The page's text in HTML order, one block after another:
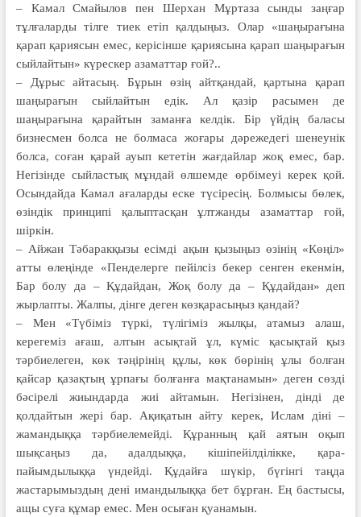
– Камал Смайылов пен Шерхан Мұртаза сын­ды заңғар
тұлғаларды тіл­ге тиек етіп қалдыңыз. Олар «ша­ңы­рағына
қарап қария­сын емес, керісінше қариясына қарап шаңырағын
сый­лайтын» күрескер азаматтар ғой?..
– Дұрыс айтасың. Бұрын өзің айтқандай, қартына қарап
шаңырағын сыйлайтын едік. Ал қазір расымен де
шаңырағына қарайтын заманға келдік. Бір үйдің баласы
бизнесмен болса не болмаса жоғары дәрежедегі шенеунік
болса, соған қарай ауып кететін жағдайлар жоқ емес, бар.
Негізінде сыйластық мұндай өлшемде өрбімеуі керек қой.
Осындайда Камал ағаларды еске түсіресің. Болмысы бөлек,
өзіндік принципі қалыптасқан ұлтжанды азаматтар ғой,
шіркін.
– Айжан Тәбаракқызы есімді ақын қызыңыз өзінің «Көңіл»
атты өлеңінде «Пенделерге пейілсіз бекер сенген екенмін,
Бар болу да – Құдайдан, Жоқ болу да – Құдайдан» деп
жырлапты. Жалпы, дінге деген көзқара­сыңыз қандай?
– Мен «Түбіміз түркі, түлі­гіміз жылқы, атамыз алаш,
керегеміз ағаш, алтын асықтай ұл, күміс қасықтай қыз
тәрбиелеген, көк тәңірінің құлы, көк бөрінің ұлы болған
қайсар қазақтың ұрпағы болғанға мақтанамын» деген сөзді
бәсірелі жиындарда жиі айтамын. Негі­зінен, дінді де
қолдайтын жері бар. Ақиқатын айту керек, Ислам діні –
жамандыққа тәр­биелемейді. Құранның қай аятын оқып
шықсаңыз да, адал­дыққа, кішіпейілділікке, қара­
пайымдылыққа үндейді. Құдайға шүкір, бүгінгі таң­да
жастарымыздың дені иман­­дылыққа бет бұрған. Ең бас­тысы,
ащы суға құмар емес. Мен осыған қуанамын.